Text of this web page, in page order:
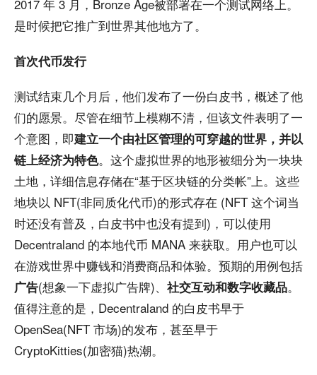
2017 年 3 月，Bronze Age被部署在一个测试网络上。
是时候把它推广到世界其他地方了。
首次代币发行
测试结束几个月后，他们发布了一份白皮书，概述了他
们的愿景。尽管在细节上模糊不清，但该文件表明了一
个意图，即建立一个由社区管理的可穿越的世界，并以
链上经济为特色。这个虚拟世界的地形被细分为一块块
土地，详细信息存储在“基于区块链的分类帐”上。这些
地块以 NFT(非同质化代币)的形式存在 (NFT 这个词当
时还没有普及，白皮书中也没有提到)，可以使用
Decentraland 的本地代币 MANA 来获取。用户也可以
在游戏世界中赚钱和消费商品和体验。预期的用例包括
广告(想象一下虚拟广告牌)、 社交互动和数字收藏品。
值得注意的是，Decentraland 的白皮书早于
OpenSea(NFT 市场)的发布，甚至早于
CryptoKitties(加密猫)热潮。